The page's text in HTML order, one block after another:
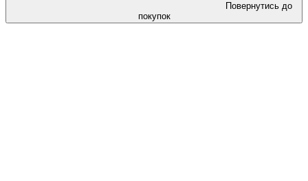
Повернутись до
покупок